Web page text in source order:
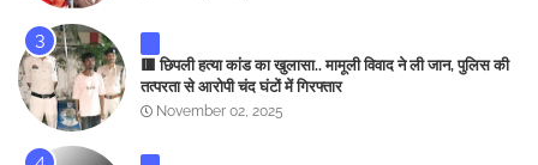
🟥 छिपली हत्या कांड का खुलासा.. मामूली विवाद ने ली जान, पुलिस की
तत्परता से आरोपी चंद घंटों में गिरफ्तार
November 02, 2025